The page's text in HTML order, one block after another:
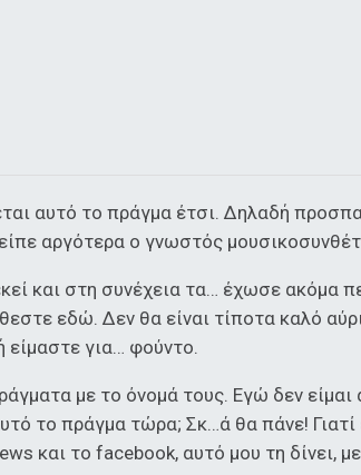
αυτό το πράγμα έτσι. Δηλαδή
αργότερα ο γνωστός
και στη συνέχεια τα… έχωσε ακόμα
εδώ. Δεν θα είναι τίποτα καλό
για… φούντο.
με το όνομά τους. Εγώ δεν είμαι
το πράγμα τώρα; Σκ…ά θα πάνε! Γιατί
και το facebook, αυτό μου τη δίνει, με